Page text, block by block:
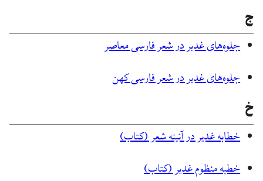
ج
جلوه‌های غدیر در شعر فارسی معاصر
جلوه‌های غدیر در شعر فارسی کهن
خ
خطابه غدیر در آئینه شعر (کتاب)
خطبه منظوم غدیر (کتاب)